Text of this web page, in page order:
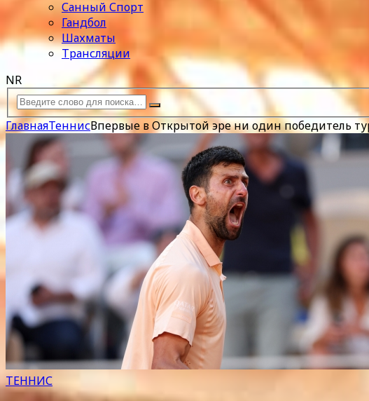
Санный Спорт
Гандбол
Шахматы
Трансляции
NR
ГлавнаяТеннисВпервые в Открытой эре ни один победитель
ТЕННИС